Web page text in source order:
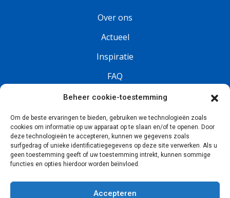
Beheer cookie-toestemming
Om de beste ervaringen te bieden, gebruiken we technologieën zoals
cookies om informatie op uw apparaat op te slaan en/of te openen. Door
deze technologieën te accepteren, kunnen we gegevens zoals
surfgedrag of unieke identificatiegegevens op deze site verwerken. Als u
geen toestemming geeft of uw toestemming intrekt, kunnen sommige
functies en opties hierdoor worden beïnvloed.
Accepteren
Over ons
Actueel
Inspiratie
FAQ
Vacatures
Volg ons